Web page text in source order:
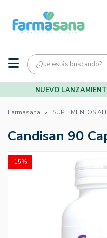
NUEVO
Farmasana SUPLEMENTOS
Candisan 90
-15%